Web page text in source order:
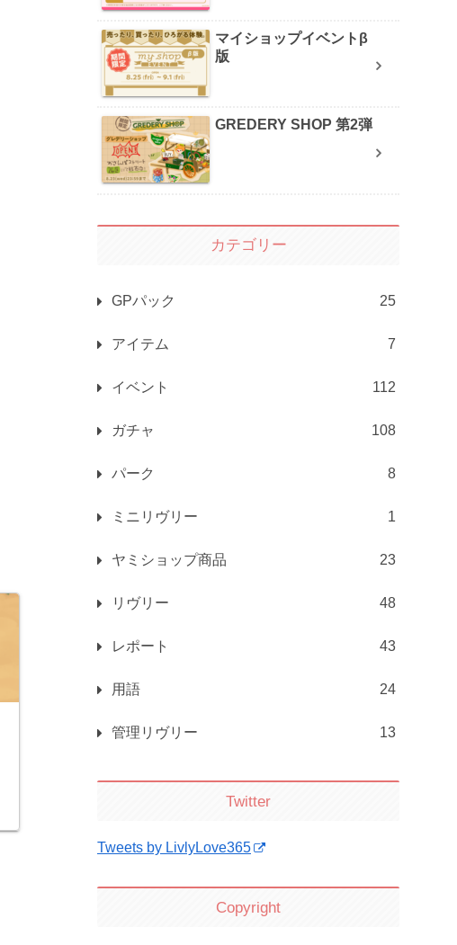
マイショップイベントβ
版
GREDERY SHOP 第2弾
カテゴリー
GPパック 25
アイテム 7
イベント 112
ガチャ 108
パーク 8
ミニリヴリー 1
ヤミショップ商品 23
リヴリー 48
レポート 43
用語 24
管理リヴリー 13
Twitter
Tweets by LivlyLove365
Copyright